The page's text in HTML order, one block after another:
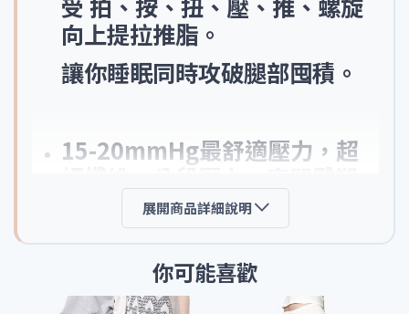
受 拍、按、扭、壓、推、螺旋
向上提拉推脂。
讓你睡眠同時攻破腿部囤積。
15-20mmHg最舒適壓力，超
專用，睡覺也能瘦腿囉
展開商品詳細說明
你可能喜歡